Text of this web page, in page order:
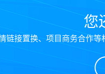
您
链接置换、项目商务合作